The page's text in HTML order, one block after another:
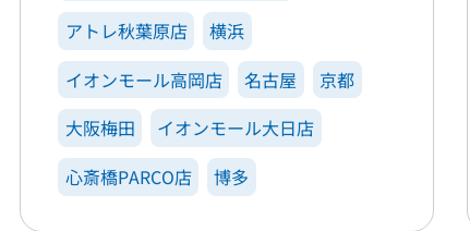
アトレ秋葉原店
横浜
イオンモール高岡店
名古屋
京都
大阪梅田
イオンモール大日店
心斎橋PARCO店
博多